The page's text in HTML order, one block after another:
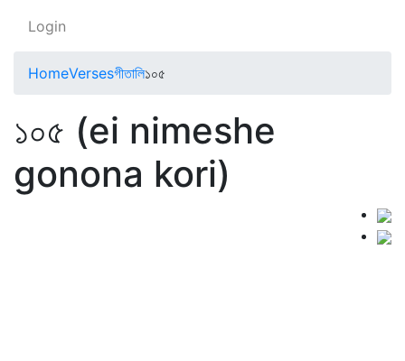
Login
HomeVersesগীতালি১০৫
১০৫ (ei nimeshe
gonona kori)